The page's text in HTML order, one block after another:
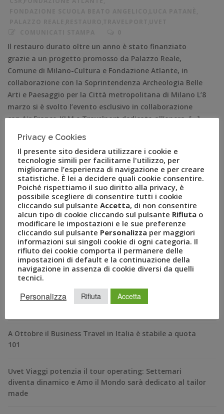
Il restauro durato oltre un anno è stato finanziato
grazie a un progetto promosso da Palazzo Reale,
Comune di Milano-Cultura e Fondazione Atlante, in
collaborazione con la Soprintendenza Archeologia Belle
Arti e Paesaggio per la Città metropolitana di Milano L’8
marzo si è svolto l’evento esclusivo in collaborazione
con Air France-KLM e Travelport dedicato all’opera, […]
RECENT POSTS
A Novembre il Business Travel in Italia è a quota 95
BizTravel Forum 2024: al via la XXII edizione dell’evento
italiano del business travel dal titolo “Tabula Rasa”
A Ottobre il Business Travel in Italia è stabile a quota
101
Uvet Viaggi potenzia il tour operating: Settemari
diventa dinamico e Amo il Mondo sarà dedicato al tailor
made
Privacy e Cookies
Il presente sito desidera utilizzare i cookie e
tecnologie simili per facilitarne l'utilizzo, per
migliorarne l’esperienza di navigazione e per creare
statistiche. È lei a decidere quali cookie consentire.
Poiché rispettiamo il suo diritto alla privacy, è
possibile scegliere di consentire tutti i cookie
cliccando sul pulsante Accetta, di non consentire
alcun tipo di cookie cliccando sul pulsante Rifiuta o
modificare le impostazioni e le sue preferenze
cliccando sul pulsante Personalizza per maggiori
informazioni sui singoli cookie di ogni categoria. Il
rifiuto dei cookie comporta il permanere delle
impostazioni di default e la continuazione della
navigazione in assenza di cookie diversi da quelli
tecnici.
Personalizza Rifiuta Accetta